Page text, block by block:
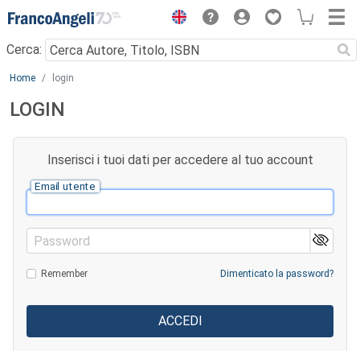
Menu
Cerca:
Main content
Home login
LOGIN
Inserisci i tuoi dati per accedere al tuo account
Email utente
Password
Remember Dimenticato la password?